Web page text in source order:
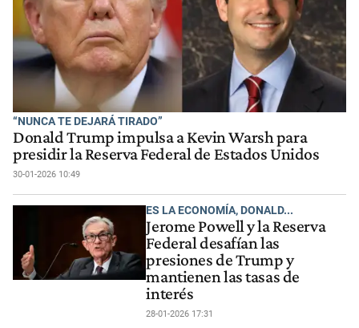
“NUNCA TE DEJARÁ TIRADO”
Donald Trump impulsa a Kevin Warsh para
presidir la Reserva Federal de Estados Unidos
30-01-2026 10:49
ES LA ECONOMÍA, DONALD...
Jerome Powell y la Reserva
Federal desafían las
presiones de Trump y
mantienen las tasas de
interés
28-01-2026 17:31